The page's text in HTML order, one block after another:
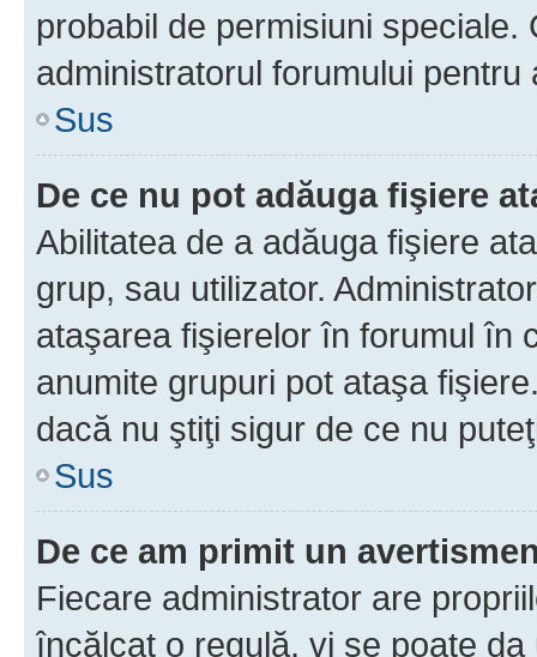
probabil de permisiuni
administratorul forumului pentru
Sus
De ce nu pot adăuga fişiere
Abilitatea de a adăuga fişiere
grup, sau utilizator.
ataşarea fişierelor în forumul în
anumite grupuri pot ataşa
dacă nu ştiţi sigur de ce nu
Sus
De ce am primit un
Fiecare administrator are
încălcat o regulă, vi se poate